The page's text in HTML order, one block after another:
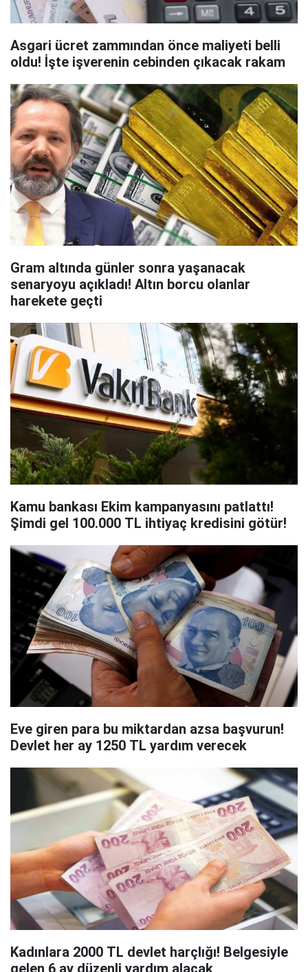
Asgari ücret zammından önce maliyeti belli
oldu! İşte işverenin cebinden çıkacak rakam
Gram altında günler sonra yaşanacak
senaryoyu açıkladı! Altın borcu olanlar
harekete geçti
Kamu bankası Ekim kampanyasını patlattı!
Şimdi gel 100.000 TL ihtiyaç kredisini götür!
Eve giren para bu miktardan azsa başvurun!
Devlet her ay 1250 TL yardım verecek
Kadınlara 2000 TL devlet harçlığı! Belgesiyle
gelen 6 ay düzenli yardım alacak